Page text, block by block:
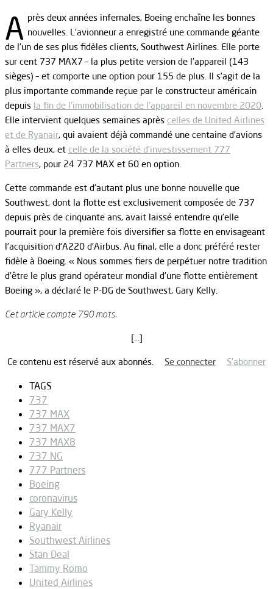
A près deux années infernales, Boeing enchaîne les bonnes
nouvelles. L’avionneur a enregistré une commande géante
de l’un de ses plus fidèles clients, Southwest Airlines. Elle porte
sur cent 737 MAX7 – la plus petite version de l’appareil (143
sièges) – et comporte une option pour 155 de plus. Il s’agit de la
plus importante commande reçue par le constructeur américain
depuis la fin de l’immobilisation de l’appareil en novembre 2020
Elle intervient quelques semaines après celles de United Airlines
et de Ryanair, qui avaient déjà commandé une centaine d’avions
à elles deux, et celle de la société d’investissement 777
Partners, pour 24 737 MAX et 60 en option.
Cette commande est d’autant plus une bonne nouvelle que
Southwest, dont la flotte est exclusivement composée de 737
depuis près de cinquante ans, avait laissé entendre qu’elle
pourrait pour la première fois diversifier sa flotte en envisageant
l’acquisition d’A220 d’Airbus. Au final, elle a donc préféré rester
fidèle à Boeing. « Nous sommes fiers de perpétuer notre tradition
d’être le plus grand opérateur mondial d’une flotte entièrement
Boeing », a déclaré le P-DG de Southwest, Gary Kelly.
Cet article compte 790 mots.
[…]
Ce contenu est réservé aux abonnés. Se connecter S’abonner
TAGS
737
737 MAX
737 MAX7
737 MAX8
737 NG
777 Partners
Boeing
coronavirus
Gary Kelly
Ryanair
Southwest Airlines
Stan Deal
Tammy Romo
United Airlines